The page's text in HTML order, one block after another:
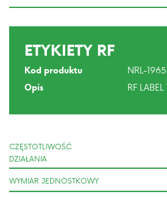
ETYKIETY RF
Kod produktu NRL-
Opis RF
CZĘSTOTLIWOŚĆ
DZIAŁANIA
WYMIAR JEDNOSTKOWY